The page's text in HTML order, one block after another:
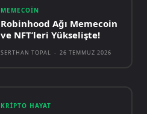
MEMECOIN
Robinhood Ağı Memecoin
ve NFT’leri Yükselişte!
SERTHAN TOPAL - 26 TEMMUZ 2026
KRIPTO HAYAT